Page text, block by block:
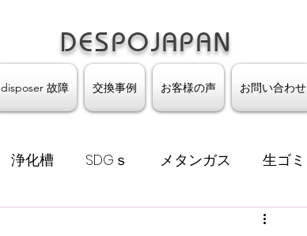
​​​​​​​​​​​​​DESPOJAPAN
disposer 故障 交換事例 お客様の声 お問い合わせ
浄化槽 SDGｓ メタンガス 生ゴミ
詰まり